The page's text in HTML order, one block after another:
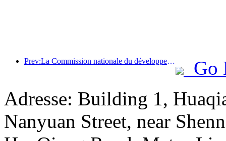
Prev:La Commission nationale du développement et de la réforme a publié le premier lot de 49 destinations sportives de plein air de haute qualité
Go
Adresse: Building 1,
Nanyuan Street, near